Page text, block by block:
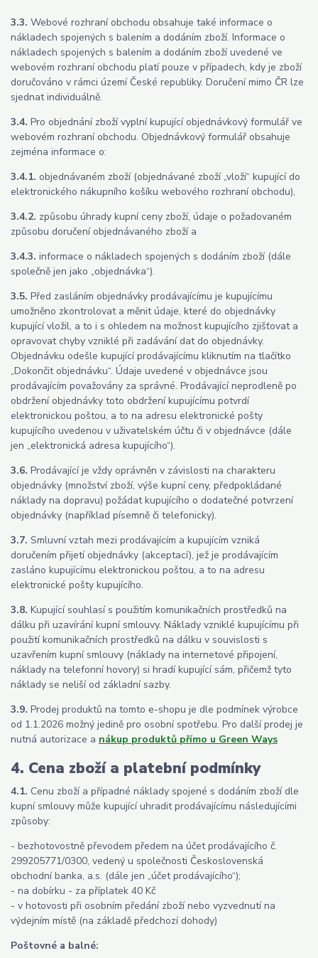
3.3. Webové rozhraní obchodu obsahuje také informace o
nákladech spojených s balením a dodáním zboží. Informace o
nákladech spojených s balením a dodáním zboží uvedené ve
webovém rozhraní obchodu platí pouze v případech, kdy je zboží
doručováno v rámci území České republiky. Doručení mimo ČR lze
sjednat individuálně.
3.4. Pro objednání zboží vyplní kupující objednávkový formulář ve
webovém rozhraní obchodu. Objednávkový formulář obsahuje
zejména informace o:
3.4.1. objednávaném zboží (objednávané zboží „vloží“ kupující do
elektronického nákupního košíku webového rozhraní obchodu),
3.4.2. způsobu úhrady kupní ceny zboží, údaje o požadovaném
způsobu doručení objednávaného zboží a
3.4.3. informace o nákladech spojených s dodáním zboží (dále
společně jen jako „objednávka“).
3.5. Před zasláním objednávky prodávajícímu je kupujícímu
umožněno zkontrolovat a měnit údaje, které do objednávky
kupující vložil, a to i s ohledem na možnost kupujícího zjišťovat a
opravovat chyby vzniklé při zadávání dat do objednávky.
Objednávku odešle kupující prodávajícímu kliknutím na tlačítko
„Dokončit objednávku“. Údaje uvedené v objednávce jsou
prodávajícím považovány za správné. Prodávající neprodleně po
obdržení objednávky toto obdržení kupujícímu potvrdí
elektronickou poštou, a to na adresu elektronické pošty
kupujícího uvedenou v uživatelském účtu či v objednávce (dále
jen „elektronická adresa kupujícího“).
3.6. Prodávající je vždy oprávněn v závislosti na charakteru
objednávky (množství zboží, výše kupní ceny, předpokládané
náklady na dopravu) požádat kupujícího o dodatečné potvrzení
objednávky (například písemně či telefonicky).
3.7. Smluvní vztah mezi prodávajícím a kupujícím vzniká
doručením přijetí objednávky (akceptací), jež je prodávajícím
zasláno kupujícímu elektronickou poštou, a to na adresu
elektronické pošty kupujícího.
3.8. Kupující souhlasí s použitím komunikačních prostředků na
dálku při uzavírání kupní smlouvy. Náklady vzniklé kupujícímu při
použití komunikačních prostředků na dálku v souvislosti s
uzavřením kupní smlouvy (náklady na internetové připojení,
náklady na telefonní hovory) si hradí kupující sám, přičemž tyto
náklady se neliší od základní sazby.
3.9. Prodej produktů na tomto e-shopu je dle podmínek výrobce
od 1.1.2026 možný jedině pro osobní spotřebu. Pro další prodej je
nutná autorizace a nákup produktů přímo u Green Ways
4. Cena zboží a platební podmínky
4.1. Cenu zboží a případné náklady spojené s dodáním zboží dle
kupní smlouvy může kupující uhradit prodávajícímu následujícími
způsoby:
- bezhotovostně převodem předem na účet prodávajícího č.
299205771/0300, vedený u společnosti Československá
obchodní banka, a.s. (dále jen „účet prodávajícího“);
- na dobírku - za příplatek 40 Kč
- v hotovosti při osobním předání zboží nebo vyzvednutí na
výdejním místě (na základě předchozí dohody)
Poštovné a balné: